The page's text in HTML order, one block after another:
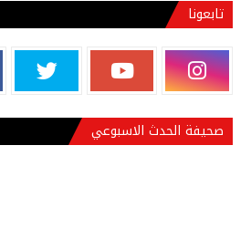
تابعونا
صحيفة الحدث الاسبوعي